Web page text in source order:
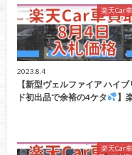
楽天Car
2023.8.4
【新型ヴェルファイア ハイブ
ド初出品で余裕の4ケタ
】
楽天Car